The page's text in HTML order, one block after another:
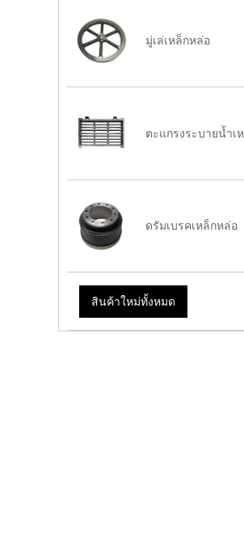
มู่เล่เหล็กหล่อ
ตะแกรงระบายน้ำเ
ดรัมเบรคเหล็กหล่อ
สินค้าใหม่ทั้งหมด